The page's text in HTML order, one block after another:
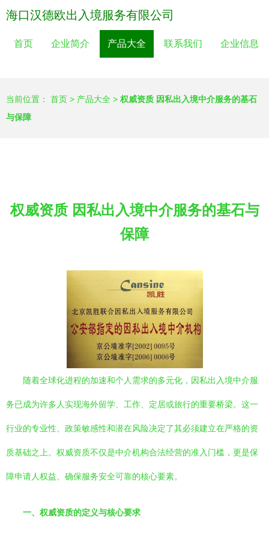
海口汉德欧出入境服务有限公司
首页 企业简介 产品大全 联系我们 企业信息
当前位置： 首页 > 产品大全 > 权威资质 因私出入境中介服务的基石
与保障
权威资质 因私出入境中介服务的基石与
保障
随着全球化进程的加速和个人需求的多元化，因私出入境中介服
务已成为许多人实现海外留学、工作、定居或旅行的重要桥梁。这一
行业的专业性、政策敏感性和潜在风险决定了其必须建立在严格的资
质基础之上。权威资质不仅是中介机构合法经营的准入门槛，更是保
障申请人权益、确保服务安全可靠的核心要素。
一、权威资质的定义与核心要求